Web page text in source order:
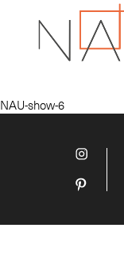
NAU-show-6